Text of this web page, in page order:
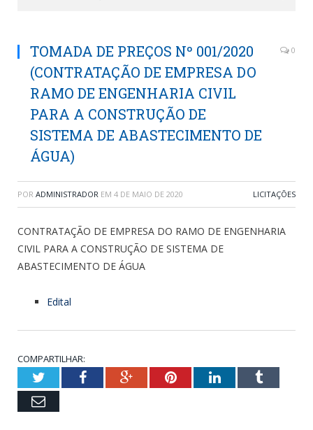
TOMADA DE PREÇOS Nº 001/2020
(CONTRATAÇÃO DE EMPRESA DO
RAMO DE ENGENHARIA CIVIL
PARA A CONSTRUÇÃO DE
SISTEMA DE ABASTECIMENTO DE
ÁGUA)
0
POR ADMINISTRADOR EM 4 DE MAIO DE 2020 LICITAÇÕES
CONTRATAÇÃO DE EMPRESA DO RAMO DE ENGENHARIA
CIVIL PARA A CONSTRUÇÃO DE SISTEMA DE
ABASTECIMENTO DE ÁGUA
Edital
COMPARTILHAR:
TwitterFacebookGoogle+PinterestLinkedInTumblr
Email